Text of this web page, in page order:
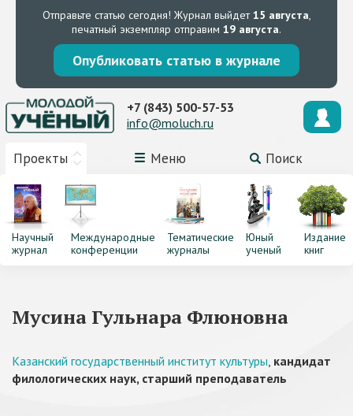
Отправьте статью сегодня! Журнал выйдет15 августа,
печатный экземпляр отправим 19 августа.
Опубликовать статью в журнале
Проекты Меню Поиск
+7 (843) 500-57-53
info@moluch.ru
Научный
журнал
Международные
конференции
Тематические
журналы
Юный
ученый
Издание
книг
Мусина Гульнара Флюновна
Казанский государственный институт культуры, кандидат
филологических наук, старший преподаватель